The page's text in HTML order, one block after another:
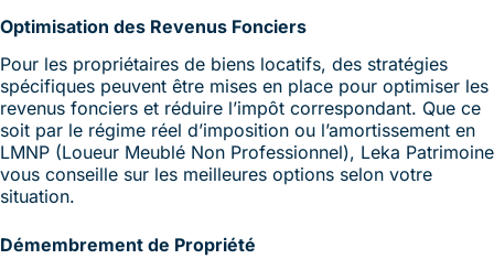
Optimisation des Revenus Fonciers
Pour les propriétaires de biens locatifs, des stratégies
spécifiques peuvent être mises en place pour optimiser les
revenus fonciers et réduire l’impôt correspondant. Que ce
soit par le régime réel d’imposition ou l’amortissement en
LMNP (Loueur Meublé Non Professionnel), Leka Patrimoine
vous conseille sur les meilleures options selon votre
situation.
Démembrement de Propriété